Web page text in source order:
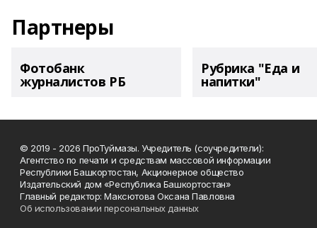
Партнеры
Фотобанк
журналистов РБ
Рубрика "Еда и
напитки"
© 2019 - 2026 ПроТуймазы. Учредитель (соучредители):
Агентство по печати и средствам массовой информации
Республики Башкортостан, Акционерное общество
Издательский дом «Республика Башкортостан»
Главный редактор: Максютова Оксана Павловна
Об использовании персональных данных